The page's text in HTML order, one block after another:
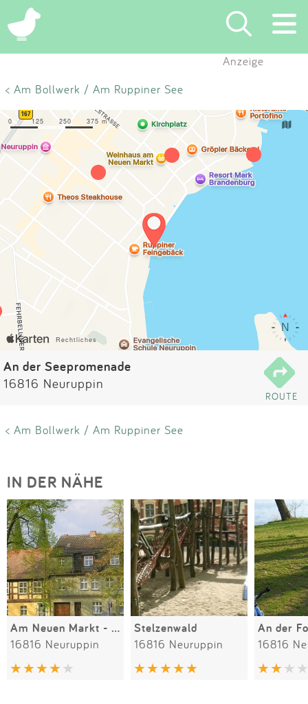
×
Suchen
Eintragen
App
Partner
Kontakt
Impressum
Anmelden
Anzeige
< Am Bollwerk / Am Ruppiner See
An der Seepromenade
16816 Neuruppin
ROUTE
< Am Bollwerk / Am Ruppiner See
IN DER NÄHE
Am Neuen Markt - Matschspielplatz
16816 Neuruppin
Stelzenwald
16816 Neuruppin 16816